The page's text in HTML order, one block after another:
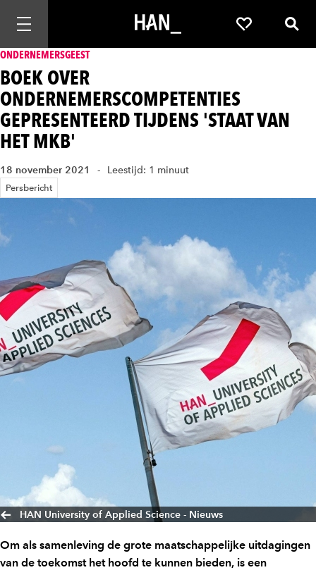
Mobiele navigatie openen Favorieten
ONDERNEMERSGEEST
BOEK OVER
ONDERNEMERSCOMPETENTIES
GEPRESENTEERD TIJDENS 'STAAT VAN
HET MKB'
18 november 2021 Leestijd: 1 minuut
Persbericht
HAN University of Applied Science - Nieuws
Om als samenleving de grote maatschappelijke uitdagingen
van de toekomst het hoofd te kunnen bieden, is een